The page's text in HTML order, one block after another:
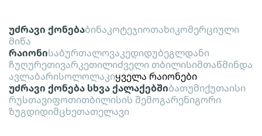
უძრავი ქონებაბინაკოტეჯიოთახიკომერციული
მიწა
რაიონისაბურთალოვაკედიდუბეგლდანი
ჩუღურეთივარკეთილიძველი თბილისიმთაწმინდა
ავლაბარისოლოლაკიყველა რაიონები
უძრავი ქონება სხვა ქალაქებშიბათუმიქუთაისი
რუსთავიფოთითბილისის შემოგარენიგორი
ზუგდიდიმცხეთათელავი